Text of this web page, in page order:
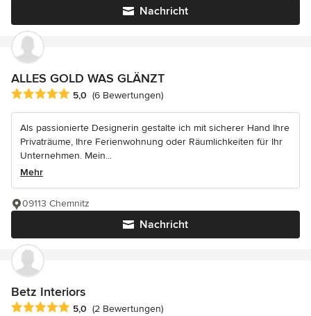
Nachricht
ALLES GOLD WAS GLÄNZT
Durchschnittliche Bewertung: 5 von 5 Sternen
5,0 (6 Bewertungen)
Als passionierte Designerin gestalte ich mit sicherer Hand Ihre
Privaträume, Ihre Ferienwohnung oder Räumlichkeiten für Ihr
Unternehmen. Mein...
Mehr
Nachricht
09113 Chemnitz
Betz Interiors
Durchschnittliche Bewertung: 5 von 5 Sternen
5,0 (2 Bewertungen)